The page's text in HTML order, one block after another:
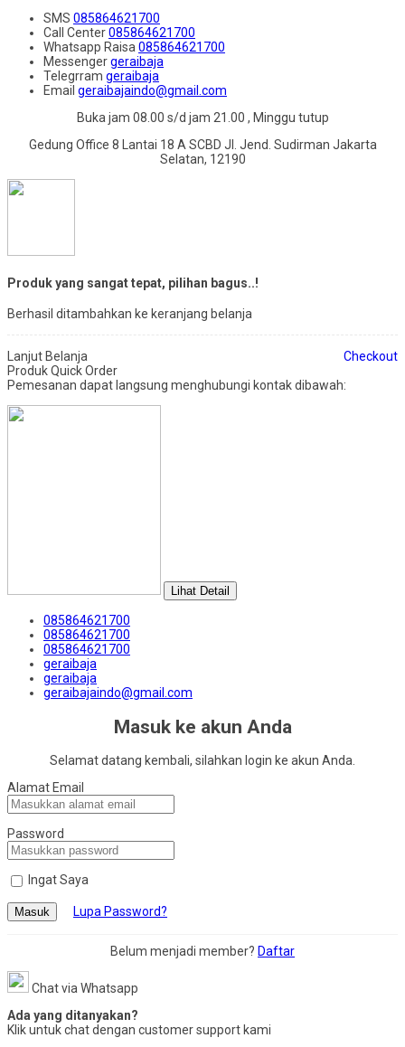
SMS 085864621700
Call Center085864621700
Whatsapp Raisa 085864621700
Messengergeraibaja
Telegrram geraibaja
Email geraibajaindo@gmail.com
Buka jam 08.00 s/d jam 21.00 , Minggu tutup
Gedung Office 8 Lantai 18 A SCBD Jl. Jend. Sudirman Jakarta
Selatan, 12190
Produk yang sangat tepat, pilihan bagus..!
Berhasil ditambahkan ke keranjang belanja
Lanjut Belanja
Checkout
Produk Quick Order
Pemesanan dapat langsung menghubungi kontak dibawah:
Lihat Detail
085864621700
085864621700
085864621700
geraibaja
geraibaja
geraibajaindo@gmail.com
Masuk ke akun Anda
Selamat datang kembali, silahkan login ke akun Anda.
Alamat Email
Password
Ingat Saya
Masuk Lupa Password?
Belum menjadi member? Daftar
Chat via Whatsapp
Ada yang ditanyakan?
Klik untuk chat dengan customer support kami